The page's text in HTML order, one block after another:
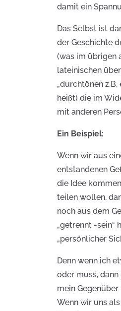
damit ein
Das Selbst ist
der Geschichte
(was im übrigen
lateinischen
„durchtönen z.B.
heißt) die im
mit anderen
Ein Beispiel:
Wenn wir aus
entstandenen
die Idee
teilen wollen,
noch aus dem
„getrennt -sein“
„persönlicher
Denn wenn ich
oder muss,
mein Gegenüber
Wenn wir uns